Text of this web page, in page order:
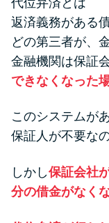
返済義務がある
どの第三者が、
金融機関は保証
できなくなった
このシステムが
保証人が不要な
しかし保証会社
分の借金がなく